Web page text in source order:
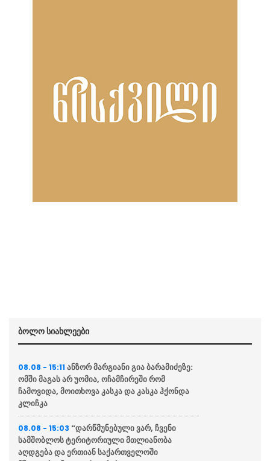
ბოლო სიახლეები
08.08 - 15:11 ანზორ მარგიანი გია ბარამიძეზე:
ომში მაგას არ უომია, ოჩამჩირეში რომ
ჩამოვიდა, მოითხოვა კასკა და კასკა ჰქონდა
კლიჩკა
08.08 - 15:03 “დარწმუნებული ვარ, ჩვენი
სამშობლოს ტერიტორიული მთლიანობა
აღდგება და ერთიან საქართველოში